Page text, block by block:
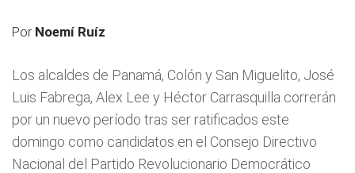
Por Noemí Ruíz
Los alcaldes de Panamá, Colón y San Miguelito, José
Luis Fabrega, Alex Lee y Héctor Carrasquilla correrán
por un nuevo período tras ser ratificados este
domingo como candidatos en el Consejo Directivo
Nacional del Partido Revolucionario Democrático